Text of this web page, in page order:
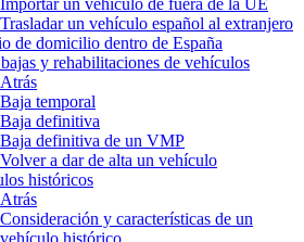
Importar un vehículo de fuera de la UE
Trasladar un vehículo español al extranjero
de domicilio dentro de España
y rehabilitaciones de vehículos
Atrás
Baja temporal
Baja definitiva
Baja definitiva de un VMP
Volver a dar de alta un vehículo
históricos
Atrás
Consideración y características de un